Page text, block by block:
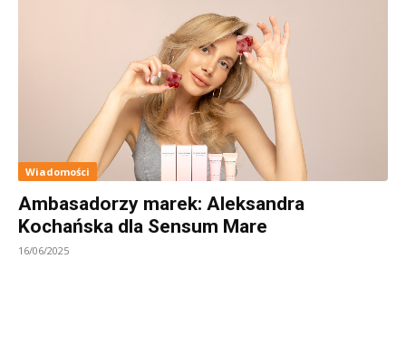
Wiadomości
Ambasadorzy marek: Aleksandra
Kochańska dla Sensum Mare
16/06/2025